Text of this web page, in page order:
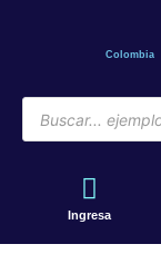
Colombia
Ingresa